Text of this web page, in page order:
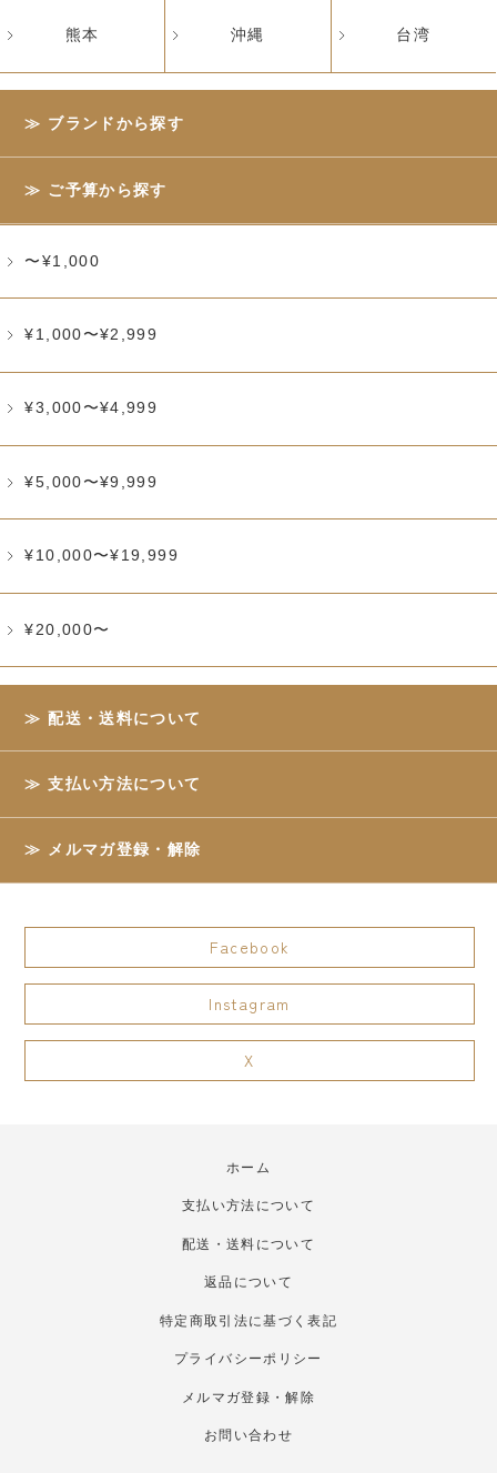
熊本 沖縄 台湾
ブランドから探す
ご予算から探す
〜¥1,000
¥1,000〜¥2,999
¥3,000〜¥4,999
¥5,000〜¥9,999
¥10,000〜¥19,999
¥20,000〜
配送・送料について
支払い方法について
メルマガ登録・解除
Facebook
Instagram
X
ホーム
支払い方法について
配送・送料について
返品について
特定商取引法に基づく表記
プライバシーポリシー
メルマガ登録・解除
お問い合わせ